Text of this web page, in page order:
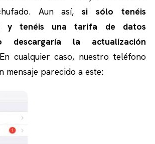
Aun así,si sólo tenéis
y tenéis una tarifa de datos
descargaría la actualización
cualquier caso, nuestro teléfono
mensaje parecido a este: